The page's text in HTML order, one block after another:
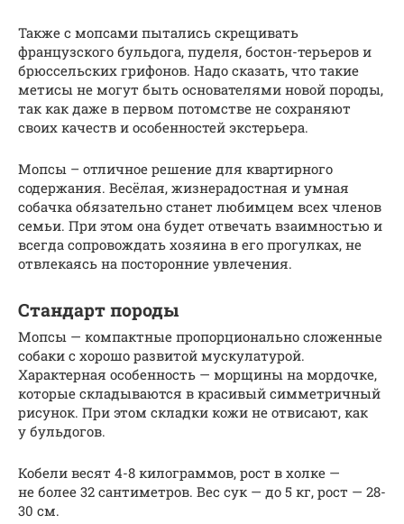
Также с мопсами пытались скрещивать
французского бульдога, пуделя, бостон-терьеров и
брюссельских грифонов. Надо сказать, что такие
метисы не могут быть основателями новой породы,
так как даже в первом потомстве не сохраняют
своих качеств и особенностей экстерьера.
Мопсы – отличное решение для квартирного
содержания. Весёлая, жизнерадостная и умная
собачка обязательно станет любимцем всех членов
семьи. При этом она будет отвечать взаимностью и
всегда сопровождать хозяина в его прогулках, не
отвлекаясь на посторонние увлечения.
Стандарт породы
Мопсы — компактные пропорционально сложенные
собаки с хорошо развитой мускулатурой.
Характерная особенность — морщины на мордочке,
которые складываются в красивый симметричный
рисунок. При этом складки кожи не отвисают, как
у бульдогов.
Кобели весят 4-8 килограммов, рост в холке —
не более 32 сантиметров. Вес сук — до 5 кг, рост — 28-
30 см.